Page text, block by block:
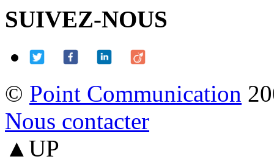
SUIVEZ-NOUS
© Point Communication
Nous contacter
▲UP